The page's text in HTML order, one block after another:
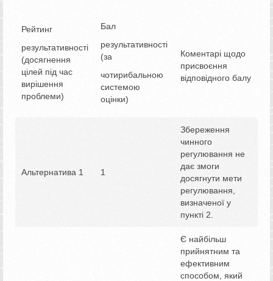
Рейтинг
результативності
(досягнення
цілей під час
вирішення
проблеми)
Бал
результативності
(за
чотирибальною
системою
оцінки)
Коментарі щодо
присвоєння
відповідного балу
Альтернатива 1 1
Збереження
чинного
регулювання не
дає змоги
досягнути мети
регулювання,
визначеної у
пункті 2.
Є найбільш
прийнятним та
ефективним
способом, який